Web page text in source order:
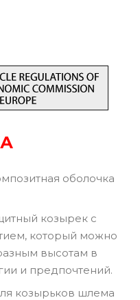
оболочка
козырек с
который можно
высотам в
и предпочтений.
козырьков шлема